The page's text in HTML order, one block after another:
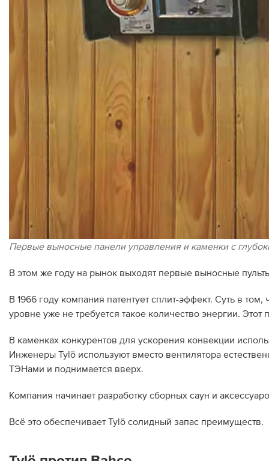
Первые выносные панели управления и каменки с
В этом же году на рынок выходят первые выносные
В 1966 году компания патентует сплит-эффект. Суть в
уровне уже не требуется такое количество энергии.
В каменках конкурентов для ускорения конвекции
Инженеры Tylö используют вместо вентилятора
ТЭНами и поднимается вверх.
Компания начинает разработку сборных саун и
Всё это обеспечивает Tylö солидный запас преимуществ.